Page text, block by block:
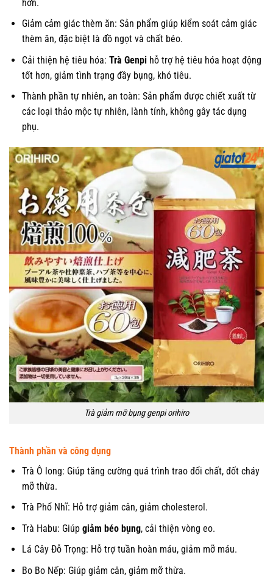
hơn.
Giảm cảm giác thèm ăn: Sản phẩm giúp kiểm soát cảm giác
thèm ăn, đặc biệt là đồ ngọt và chất béo.
Cải thiện hệ tiêu hóa: Trà Genpihỗ trợ hệ tiêu hóa hoạt động
tốt hơn, giảm tình trạng đầy bụng, khó tiêu.
Thành phần tự nhiên, an toàn: Sản phẩm được chiết xuất từ
các loại thảo mộc tự nhiên, lành tính, không gây tác dụng
phụ.
Trà giảm mỡ bụng genpi orihiro
Thành phần và công dụng
Trà Ô long: Giúp tăng cường quá trình trao đổi chất, đốt cháy
mỡ thừa.
Trà Phổ Nhĩ: Hỗ trợ giảm cân, giảm cholesterol.
Trà Habu: Giúp giảm béo bụng, cải thiện vòng eo.
Lá Cây Đỗ Trọng: Hỗ trợ tuần hoàn máu, giảm mỡ máu.
Bo Bo Nếp: Giúp giảm cân, giảm mỡ thừa.